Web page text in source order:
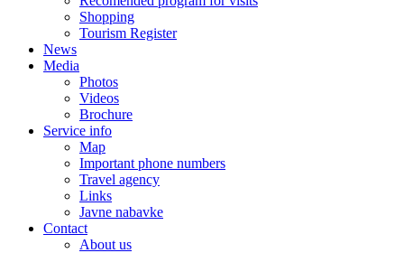
Shopping
Tourism Register
News
Media
Photos
Videos
Brochure
Service info
Map
Important phone numbers
Travel agency
Links
Javne nabavke
Contact
About us